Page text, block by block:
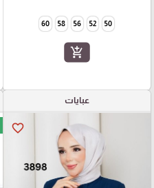
50
52
56
58
60
add_shopping_cart
عبايات
favorite_border